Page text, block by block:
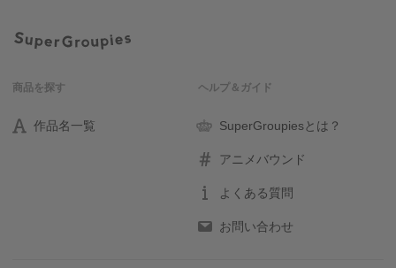
商品を探す
作品名一覧
ヘルプ＆ガイド
SuperGroupiesとは？
アニメバウンド
よくある質問
お問い合わせ